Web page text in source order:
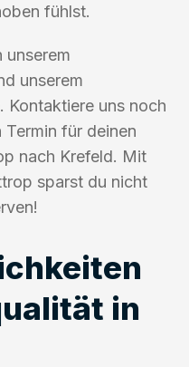
fühlst.
unserem
unserem
Kontaktiere uns noch
Termin für deinen
nach Krefeld. Mit
sparst du nicht
in